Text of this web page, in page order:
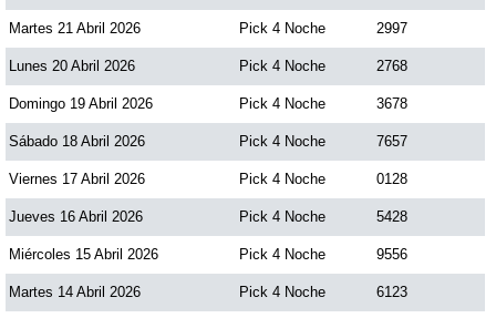
Pick 3 Día
Pick 3 Noche
Pick 4 Día
Pick 4 Noche
Martes 21 Abril 2026 Pick 4 Noche 2997
Lunes 20 Abril 2026 Pick 4 Noche 2768
Domingo 19 Abril 2026 Pick 4 Noche 3678
Sábado 18 Abril 2026 Pick 4 Noche 7657
Viernes 17 Abril 2026 Pick 4 Noche 0128
Jueves 16 Abril 2026 Pick 4 Noche 5428
Miércoles 15 Abril 2026 Pick 4 Noche 9556
Martes 14 Abril 2026 Pick 4 Noche 6123